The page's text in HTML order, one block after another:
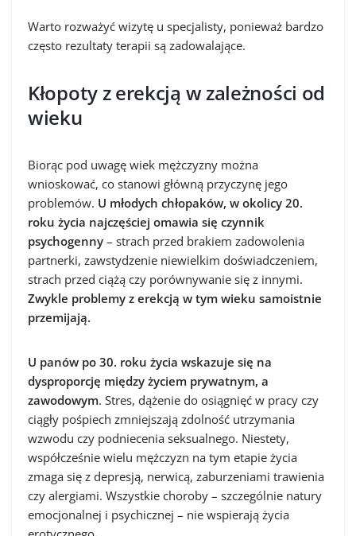
Warto rozważyć wizytę u specjalisty, ponieważ bardzo
często rezultaty terapii są zadowalające.
Kłopoty z erekcją w zależności od
wieku
Biorąc pod uwagę wiek mężczyzny można
wnioskować, co stanowi główną przyczynę jego
problemów. U młodych chłopaków, w okolicy 20.
roku życia najczęściej omawia się czynnik
psychogenny – strach przed brakiem zadowolenia
partnerki, zawstydzenie niewielkim doświadczeniem,
strach przed ciążą czy porównywanie się z innymi.
Zwykle problemy z erekcją w tym wieku samoistnie
przemijają.
U panów po 30. roku życia wskazuje się na
dysproporcję między życiem prywatnym, a
zawodowym. Stres, dążenie do osiągnięć w pracy czy
ciągły pośpiech zmniejszają zdolność utrzymania
wzwodu czy podniecenia seksualnego. Niestety,
współcześnie wielu mężczyzn na tym etapie życia
zmaga się z depresją, nerwicą, zaburzeniami trawienia
czy alergiami. Wszystkie choroby – szczególnie natury
emocjonalnej i psychicznej – nie wspierają życia